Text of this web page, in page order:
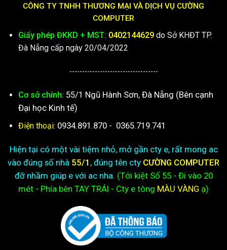
CÔNG TY TNHH THƯƠNG MẠI VÀ DỊCH VỤ CƯỜNG
COMPUTER
Giấy phép ĐKKD + MST: 0402144629do Sở KHĐT TP.
Đà Nẵng cấp ngày 20/04/2022
-----------------------------------
Cơ sở chính: 55/1 Ngũ Hành Sơn, Đà Nẵng (Bên cạnh
Đại học Kinh tế)
Điện thoại: 0934.891.870 - 0365.719.741
Hiện tại có một vài tiệm nhỏ, mở gần cty e, rất mong ac
vào đúng số nhà 55/1 , đúng tên cty CƯỜNG COMPUTER
đỡ nhầm giúp e với ac nha. (Tới kiệtSố 55 - Đi vào 20
mét - Phía bên TAY TRÁI - Cty e tông MÀU VÀNG ạ)